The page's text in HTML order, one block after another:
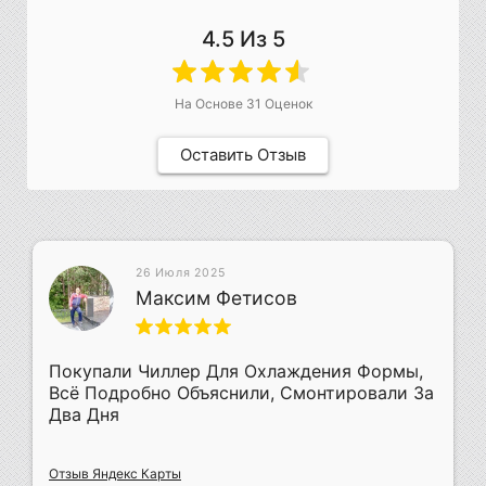
4.5Из 5
На Основе 31 Оценок
Оставить Отзыв
26 Июля 2025
Максим Фетисов
Покупали Чиллер Для Охлаждения Формы,
Всё Подробно Объяснили, Смонтировали За
Два Дня
Отзыв Яндекс Карты